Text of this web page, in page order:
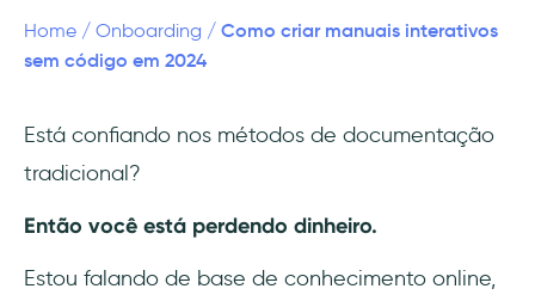
Guias Interativos - O presente e o futuro do
O que é um guia interativo?
com a UserGuiding 🚀
Home / Onboarding / Como criar manuais interativos
sem código em 2024
Está confiando nos métodos de documentação
tradicional?
Então você está perdendo dinheiro.
Estou falando de base de conhecimento online,